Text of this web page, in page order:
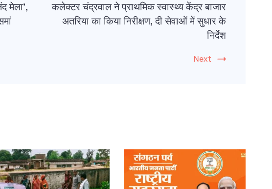
मेला’,
कलेक्टर चंद्रवाल ने प्राथमिक स्वास्थ्य केंद्र बाजार
अतरिया का किया निरीक्षण, दी सेवाओं में सुधार के
निर्देश
Next